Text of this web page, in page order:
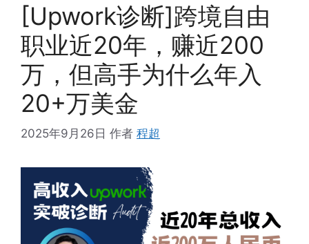
[Upwork诊断]跨境自由
职业近20年，赚近200
万，但高手为什么年入
20+万美金
2025年9月26日 作者 程超